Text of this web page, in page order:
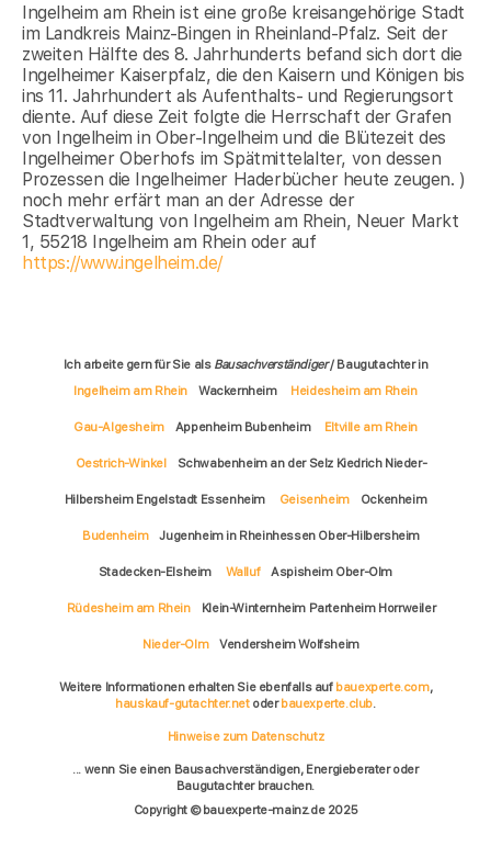
Ingelheim am Rhein ist eine große kreisangehörige Stadt
im Landkreis Mainz-Bingen in Rheinland-Pfalz. Seit der
zweiten Hälfte des 8. Jahrhunderts befand sich dort die
Ingelheimer Kaiserpfalz, die den Kaisern und Königen bis
ins 11. Jahrhundert als Aufenthalts- und Regierungsort
diente. Auf diese Zeit folgte die Herrschaft der Grafen
von Ingelheim in Ober-Ingelheim und die Blütezeit des
Ingelheimer Oberhofs im Spätmittelalter, von dessen
Prozessen die Ingelheimer Haderbücher heute zeugen. )
noch mehr erfärt man an der Adresse der
Stadtverwaltung von Ingelheim am Rhein, Neuer Markt
1, 55218 Ingelheim am Rhein oder auf
https://www.ingelheim.de/
Ich arbeite gern für Sie als Bausachverständiger/ Baugutachter in
Ingelheim am Rhein
Wackernheim Heidesheim am Rhein
Gau-Algesheim Appenheim Bubenheim Eltville am Rhein
Oestrich-Winkel Schwabenheim an der Selz Kiedrich Nieder-
Hilbersheim Engelstadt Essenheim Geisenheim Ockenheim
Budenheim Jugenheim in Rheinhessen Ober-Hilbersheim
Stadecken-Elsheim Walluf Aspisheim Ober-Olm
Rüdesheim am Rhein Klein-Winternheim Partenheim Horrweiler
Nieder-Olm Vendersheim Wolfsheim
Weitere Informationen erhalten Sie ebenfalls auf bauexperte.com,
hauskauf-gutachter.netoderbauexperte.club.
Hinweise zum Datenschutz
... wenn Sie einen Bausachverständigen, Energieberater oder
Baugutachter brauchen.
Copyright © bauexperte-mainz.de 2025